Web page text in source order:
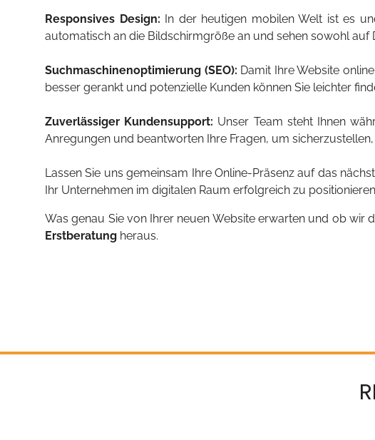
Responsives Design: In der heutigen mobilen Welt ist es
automatisch an die Bildschirmgröße an und sehen sowohl
Suchmaschinenoptimierung (SEO): Damit Ihre Website
besser gerankt und potenzielle Kunden können Sie leichter
Zuverlässiger Kundensupport: Unser Team steht Ihnen
Anregungen und beantworten Ihre Fragen, um
Lassen Sie uns gemeinsam Ihre Online-Präsenz auf das
Ihr Unternehmen im digitalen Raum erfolgreich zu
Was genau Sie von Ihrer neuen Website erwarten und ob wir
Erstberatung heraus.